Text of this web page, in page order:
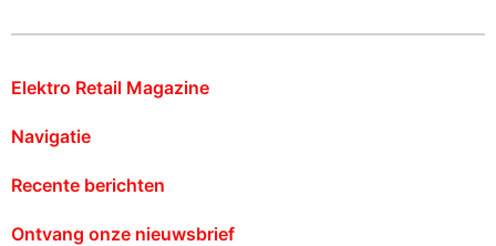
Elektro Retail Magazine
Navigatie
Recente berichten
Ontvang onze nieuwsbrief